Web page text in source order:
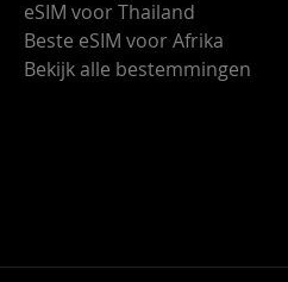
eSIM voor Thailand
Beste eSIM voor Afrika
Bekijk alle bestemmingen